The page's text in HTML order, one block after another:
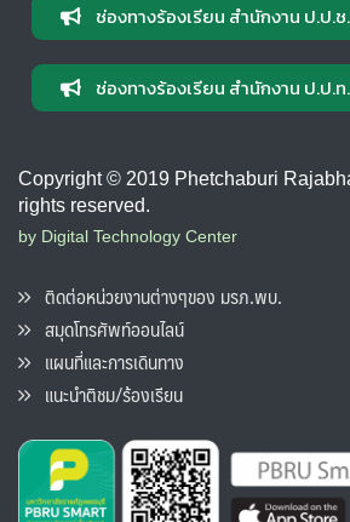
ช่องทางร้องเรียน สำนักงาน ป.ป.ช.
ช่องทางร้องเรียน สำนักงาน ป.ป.ท.
Copyright © 2019 Phetchaburi
rights reserved.
by Digital Technology Center
ติดต่อหน่วยงานต่างๆของ มรภ.พบ.
สมุดโทรศัพท์ออนไลน์
แผนที่และการเดินทาง
แนะนำติชม/ร้องเรียน